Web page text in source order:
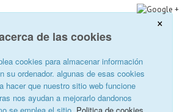
×
de las cookies
cookies para almacenar información
su ordenador. algunas de esas cookies
hacer que nuestro sitio web funcione
nos ayudan a mejorarlo dandonos